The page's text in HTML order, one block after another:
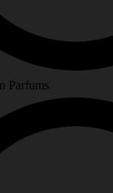
Parfums